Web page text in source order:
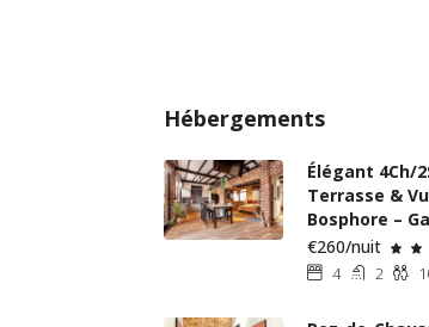
Hébergements
Élégant 4Ch/
Terrasse &
Bosphore –
€260/nuit
4 2